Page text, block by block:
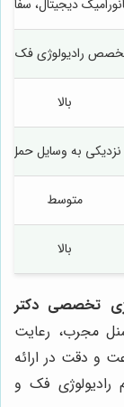
رادیولوژی فک
بالا
نزدیکی به وسایل
متوسط
بالا
تخصصی دکتر
مجرب، رعایت
و دقت در ارائه
رادیولوژی فک و